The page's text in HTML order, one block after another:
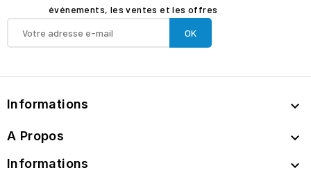
événements, les ventes et les offres
Informations 
A Propos 
Informations 